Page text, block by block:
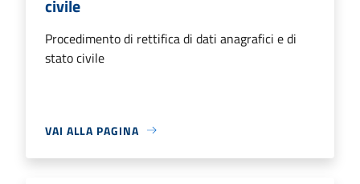
civile
Procedimento di rettifica di dati anagrafici e di
stato civile
VAI ALLA PAGINA